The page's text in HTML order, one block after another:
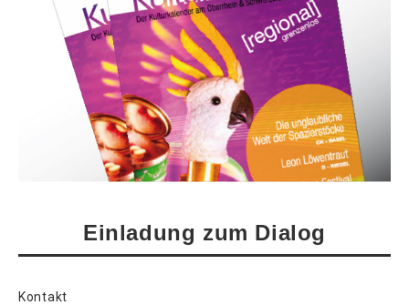
Einladung zum Dialog
Kontakt